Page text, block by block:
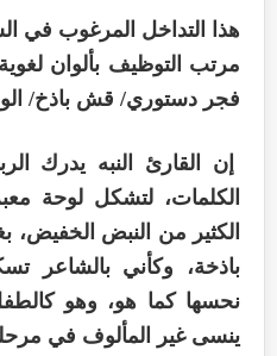
هذا التداخل المرغوب في
مرتب التوظيف بألوان
فجر دستوري/ قش باذخ/
إن القارئ النبه يدرك
الكلمات، لتشكل لوحة
الكثير من النبض الخفيض،
باذخة، وكأني بالشاعر
نحسها كما هو، وهو
ينسى غير المألوف في